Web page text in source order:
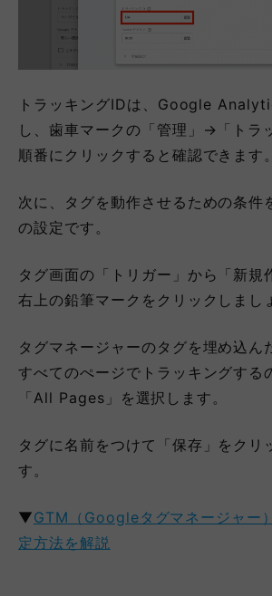
トラッキングIDは、Google
し、歯車マークの「管理」→「トラ
順番にクリックすると確認できます。
次に、タグを動作させるための条件
の設定です。
タグ画面の「トリガー」から「新規
右上の鉛筆マークをクリックしまし
タグマネージャーのタグを埋め込ん
すべてのぺージでトラッキングする
「All Pages」を選択します。
タグに名前をつけて「保存」をクリ
す。
▼GTM（Googleタグマネージャー
定方法を解説